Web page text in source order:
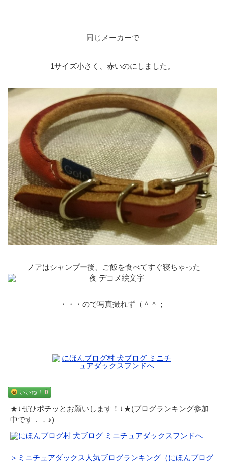
同じメーカーで
1サイズ小さく、赤いのにしました。
ノアはシャンプー後、ご飯を食べてすぐ寝ちゃった
・・・ので写真撮れず（＾＾；
いいね！ 0
★↓ぜひポチッとお願いします！↓★(ブログランキング参加
中です．．♪)
＞ミニチュアダックス人気ブログランキング（にほんブログ